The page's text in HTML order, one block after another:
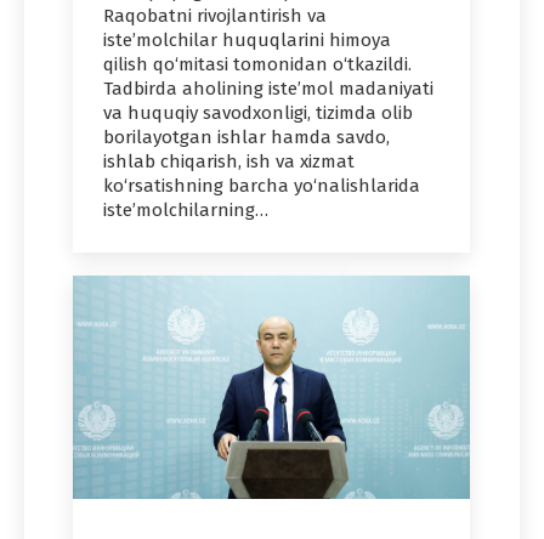
Raqobatni rivojlantirish va
isteʼmolchilar huquqlarini himoya
qilish qo‘mitasi tomonidan o‘tkazildi.
Tadbirda aholining isteʼmol madaniyati
va huquqiy savodxonligi, tizimda olib
borilayotgan ishlar hamda savdo,
ishlab chiqarish, ish va xizmat
ko‘rsatishning barcha yo‘nalishlarida
isteʼmolchilarning…